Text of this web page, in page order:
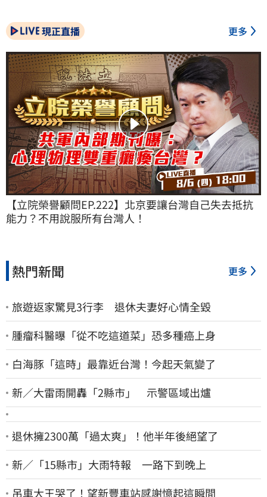
現正直播 更多
【立院榮譽顧問EP.222】北京要讓台灣自己失去抵抗
能力？不用說服所有台灣人！
熱門新聞 更多
旅遊返家驚見3行李 退休夫妻好心情全毀
腫瘤科醫曝「從不吃這道菜」恐多種癌上身
白海豚「這時」最靠近台灣！今起天氣變了
新／大雷雨開轟「2縣市」 示警區域出爐
退休擁2300萬「過太爽」！他半年後絕望了
新／「15縣市」大雨特報 一路下到晚上
吊車大王哭了！望新豐車站感謝憶起這瞬間